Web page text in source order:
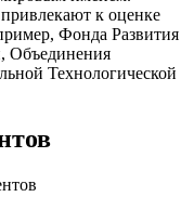
к оценке
Фонда Развития
Объединения
Технологической